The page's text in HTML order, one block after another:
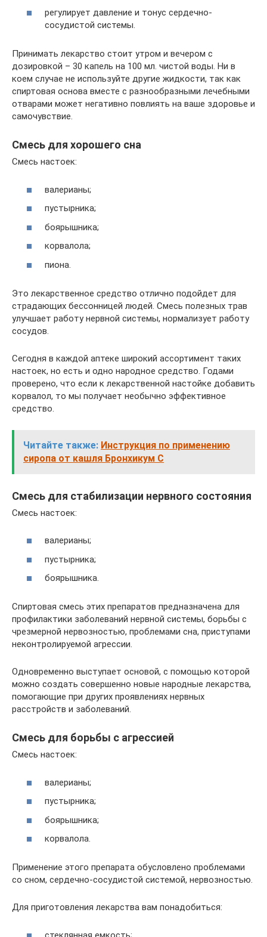
регулирует давление и тонус сердечно-
сосудистой системы.
Принимать лекарство стоит утром и вечером с
дозировкой – 30 капель на 100 мл. чистой воды. Ни в
коем случае не используйте другие жидкости, так как
спиртовая основа вместе с разнообразными лечебными
отварами может негативно повлиять на ваше здоровье и
самочувствие.
Смесь для хорошего сна
Смесь настоек:
валерианы;
пустырника;
боярышника;
корвалола;
пиона.
Это лекарственное средство отлично подойдет для
страдающих бессонницей людей. Смесь полезных трав
улучшает работу нервной системы, нормализует работу
сосудов.
Сегодня в каждой аптеке широкий ассортимент таких
настоек, но есть и одно народное средство. Годами
проверено, что если к лекарственной настойке добавить
корвалол, то мы получает необычно эффективное
средство.
Читайте также: Инструкция по применению
сиропа от кашля Бронхикум С
Смесь для стабилизации нервного состояния
Смесь настоек:
валерианы;
пустырника;
боярышника.
Спиртовая смесь этих препаратов предназначена для
профилактики заболеваний нервной системы, борьбы с
чрезмерной нервозностью, проблемами сна, приступами
неконтролируемой агрессии.
Одновременно выступает основой, с помощью которой
можно создать совершенно новые народные лекарства,
помогающие при других проявлениях нервных
расстройств и заболеваний.
Смесь для борьбы с агрессией
Смесь настоек:
валерианы;
пустырника;
боярышника;
корвалола.
Применение этого препарата обусловлено проблемами
со сном, сердечно-сосудистой системой, нервозностью.
Для приготовления лекарства вам понадобиться: